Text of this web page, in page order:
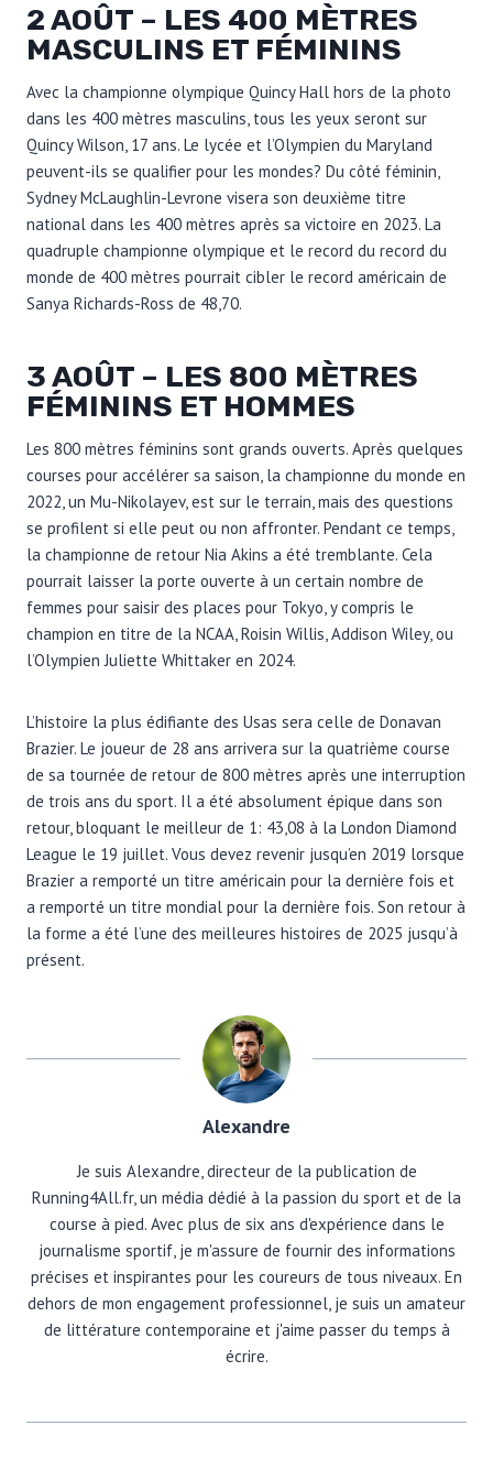
2 AOÛT – LES 400 MÈTRES
MASCULINS ET FÉMININS
Avec la championne olympique Quincy Hall hors de la photo
dans les 400 mètres masculins, tous les yeux seront sur
Quincy Wilson, 17 ans. Le lycée et l’Olympien du Maryland
peuvent-ils se qualifier pour les mondes? Du côté féminin,
Sydney McLaughlin-Levrone visera son deuxième titre
national dans les 400 mètres après sa victoire en 2023. La
quadruple championne olympique et le record du record du
monde de 400 mètres pourrait cibler le record américain de
Sanya Richards-Ross de 48,70.
3 AOÛT – LES 800 MÈTRES
FÉMININS ET HOMMES
Les 800 mètres féminins sont grands ouverts. Après quelques
courses pour accélérer sa saison, la championne du monde en
2022, un Mu-Nikolayev, est sur le terrain, mais des questions
se profilent si elle peut ou non affronter. Pendant ce temps,
la championne de retour Nia Akins a été tremblante. Cela
pourrait laisser la porte ouverte à un certain nombre de
femmes pour saisir des places pour Tokyo, y compris le
champion en titre de la NCAA, Roisin Willis, Addison Wiley, ou
l’Olympien Juliette Whittaker en 2024.
L’histoire la plus édifiante des Usas sera celle de Donavan
Brazier. Le joueur de 28 ans arrivera sur la quatrième course
de sa tournée de retour de 800 mètres après une interruption
de trois ans du sport. Il a été absolument épique dans son
retour, bloquant le meilleur de 1: 43,08 à la London Diamond
League le 19 juillet. Vous devez revenir jusqu’en 2019 lorsque
Brazier a remporté un titre américain pour la dernière fois et
a remporté un titre mondial pour la dernière fois. Son retour à
la forme a été l’une des meilleures histoires de 2025 jusqu’à
présent.
Alexandre
Je suis Alexandre, directeur de la publication de
Running4All.fr, un média dédié à la passion du sport et de la
course à pied. Avec plus de six ans d'expérience dans le
journalisme sportif, je m'assure de fournir des informations
précises et inspirantes pour les coureurs de tous niveaux. En
dehors de mon engagement professionnel, je suis un amateur
de littérature contemporaine et j'aime passer du temps à
écrire.